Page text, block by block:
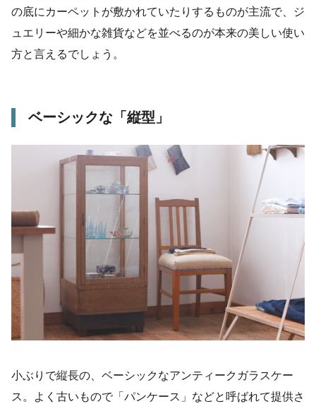
の底にカーペットが敷かれていたりするものが主流で、ジ
ュエリーや細かな雑貨などを並べるのが本来の美しい使い
方と言えるでしょう。
ベーシックな「縦型」
小ぶりで縦長の、ベーシックなアンティークガラスケー
ス。よく古いもので「パンケース」などと呼ばれて提供さ